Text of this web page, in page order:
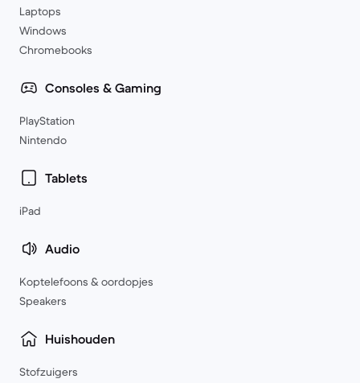
Laptops
Windows
Chromebooks
Consoles & Gaming
PlayStation
Nintendo
Tablets
iPad
Audio
Koptelefoons & oordopjes
Speakers
Huishouden
Stofzuigers